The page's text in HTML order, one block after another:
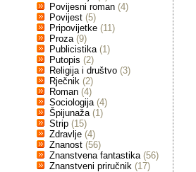
Povijesni roman (4)
Povijest (5)
Pripovijetke (11)
Proza (9)
Publicistika (1)
Putopis (2)
Religija i društvo (3)
Rječnik (2)
Roman (4)
Sociologija (4)
Špijunaža (1)
Strip (15)
Zdravlje (4)
Znanost (56)
Znanstvena fantastika (56)
Znanstveni priručnik (17)